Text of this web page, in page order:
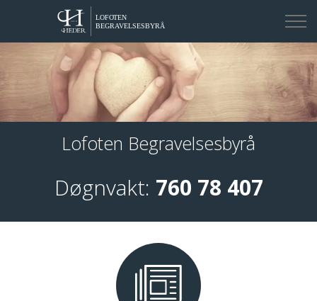
Lofoten Begravelsesbyrå
Døgnvakt: 760 78 407